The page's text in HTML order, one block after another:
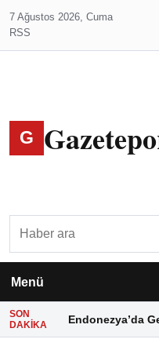
7 Ağustos 2026, Cuma
RSS
G
Menü
SON
DAKIKA
Endonezya’da